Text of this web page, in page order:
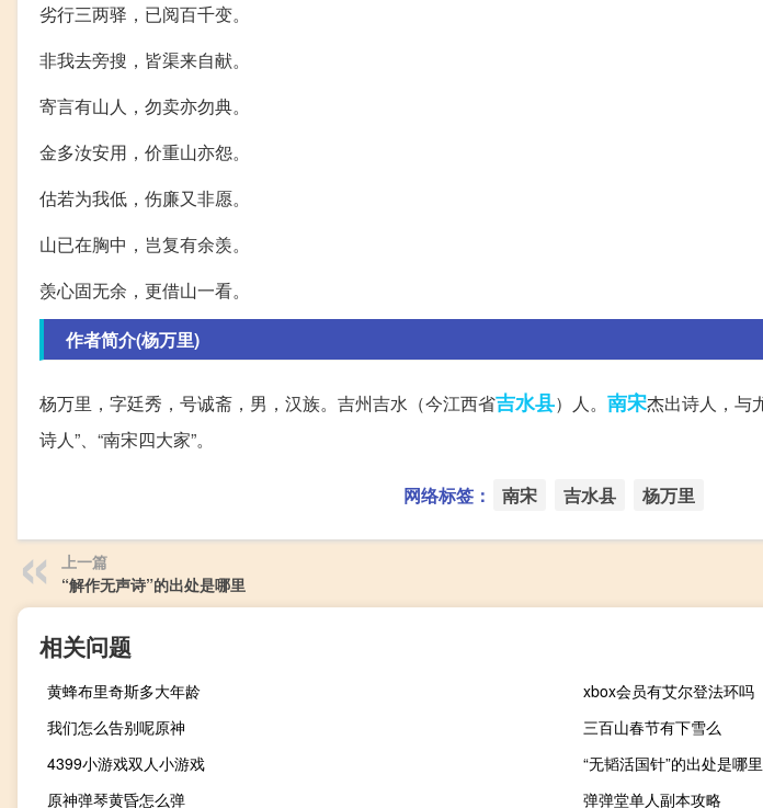
劣行三两驿，已阅百千变。
非我去旁搜，皆渠来自献。
寄言有山人，勿卖亦勿典。
金多汝安用，价重山亦怨。
估若为我低，伤廉又非愿。
山已在胸中，岂复有余羡。
羡心固无余，更借山一看。
作者简介(杨万里)
杨万里，字廷秀，号诚斋，男，汉族。吉州吉水（今江西省吉水县）人。 南宋杰出诗人，与
诗人”、“南宋四大家”。
网络标签： 南宋 吉水县 杨万里
上一篇
“解作无声诗”的出处是哪里
相关问题
黄蜂布里奇斯多大年龄
xbox会员有艾尔登法环吗
我们怎么告别呢原神
三百山春节有下雪么
4399小游戏双人小游戏
“无韬活国针”的出处是哪里
原神弹琴黄昏怎么弹
弹弹堂单人副本攻略